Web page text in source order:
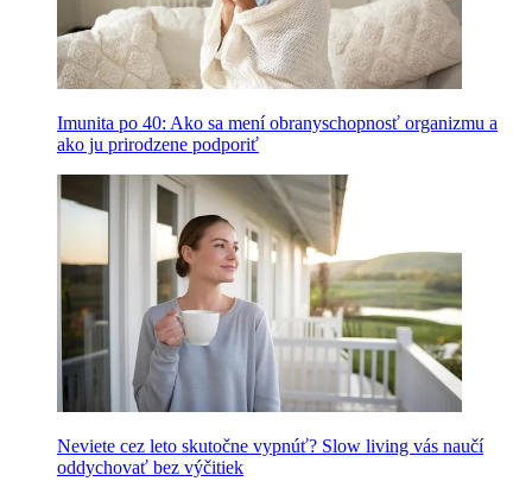
Imunita po 40: Ako sa mení obranyschopnosť organizmu a
ako ju prirodzene podporiť
Neviete cez leto skutočne vypnúť? Slow living vás naučí
oddychovať bez výčitiek